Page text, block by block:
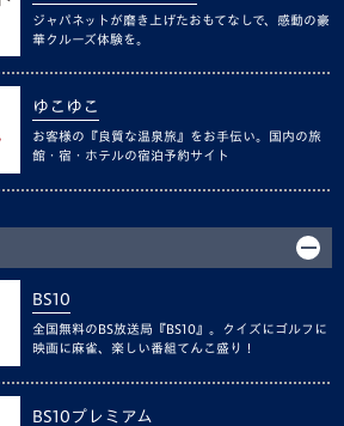
ジャパネットが磨き上げたおもてなしで、感動の豪
華クルーズ体験を。
ゆこゆこ
お客様の『良質な温泉旅』をお手伝い。国内の旅
館・宿・ホテルの宿泊予約サイト
BS10
全国無料のBS放送局『BS10』。クイズにゴルフに
映画に麻雀、楽しい番組てんこ盛り！
BS10プレミアム